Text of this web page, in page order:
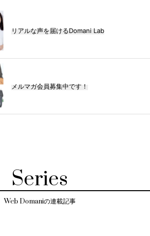
リアルな声を届けるDomani Lab
メルマガ会員募集中です！
Series
Web Domaniの連載記事